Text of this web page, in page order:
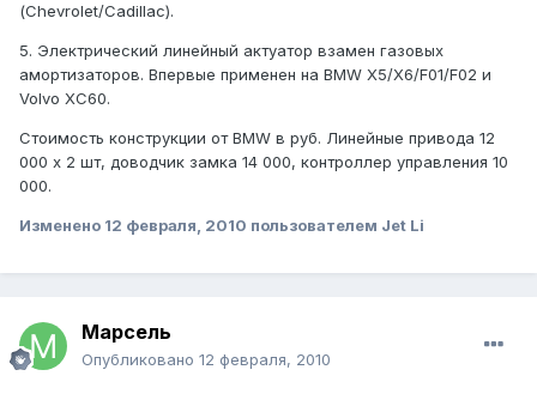
(Chevrolet/Cadillac).
5. Электрический линейный актуатор взамен газовых
амортизаторов. Впервые применен на BMW X5/X6/F01/F02 и
Volvo XC60.
Стоимость конструкции от BMW в руб. Линейные привода 12
000 х 2 шт, доводчик замка 14 000, контроллер управления 10
000.
Изменено 12 февраля, 2010 пользователем Jet Li
Марсель
Опубликовано 12 февраля, 2010